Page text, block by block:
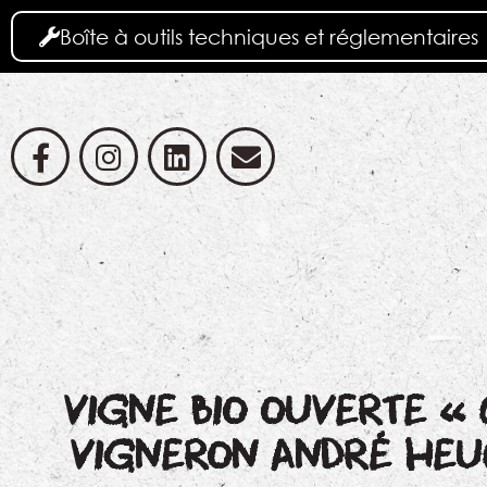
Boîte à outils techniques et réglementaires
VIGNE BIO OUVERTE «
VIGNERON ANDRÉ